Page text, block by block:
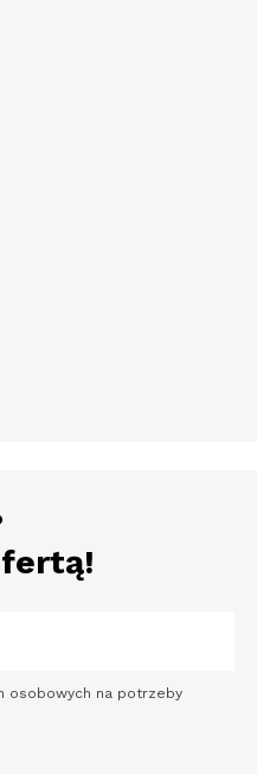
osobowych na potrzeby